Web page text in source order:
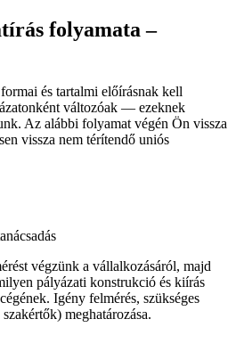
folyamata –
és tartalmi előírásnak kell
változóak — ezeknek
Az alábbi folyamat végén Ön vissza
vissza nem térítendő uniós
végzünk a vállalkozásáról, majd
pályázati konstrukció és kiírás
Igény felmérés, szükséges
meghatározása.